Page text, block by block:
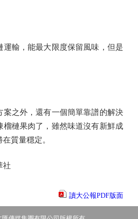
輸，能最大限度保留風味，但是
之外，還有一個簡單靠譜的解決
榴槤果肉了，雖然味道沒有新鮮成
質量穩定。
讀大公報PDF版面